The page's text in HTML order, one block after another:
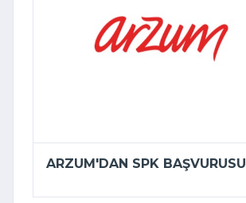
ARZUM'DAN SPK BAŞVURUSU